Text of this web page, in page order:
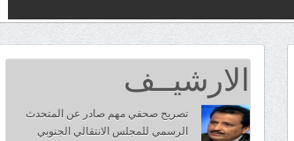
الارشيــف
تصريح صحفي مهم صادر عن المتحدث
الرسمي للمجلس الانتقالي الجنوبي